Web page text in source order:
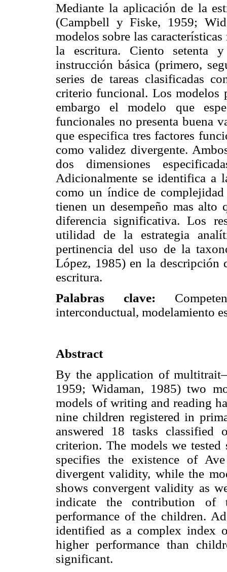
Mediante la aplicación de la
(Campbell y Fiske, 1959;
modelos sobre las
la escritura. Ciento setenta
instrucción básica (primero,
series de tareas clasificadas
criterio funcional. Los modelos
embargo el modelo que
funcionales no presenta buena
que especifica tres factores
como validez divergente.
dos dimensiones
Adicionalmente se identifica a
como un índice de
tienen un desempeño mas
diferencia significativa. Los
utilidad de la estrategia
pertinencia del uso de la
López, 1985) en la descripción
escritura.
Palabras clave:
interconductual, modelamiento
Abstract
By the application of
1959; Widaman, 1985) two
models of writing and reading
nine children registered in
answered 18 tasks
criterion. The models we
specifies the existence of
divergent validity, while the
shows convergent validity as
indicate the contribution of
performance of the children.
identified as a complex index
higher performance than
significant.